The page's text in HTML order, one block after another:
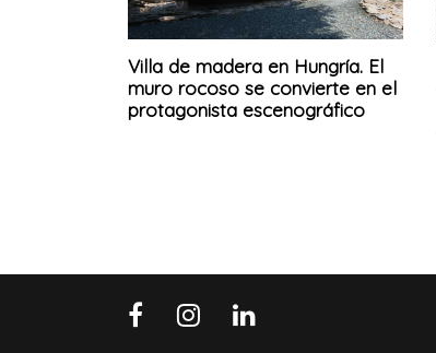
Villa de madera en Hungría. El
muro rocoso se convierte en el
protagonista escenográfico